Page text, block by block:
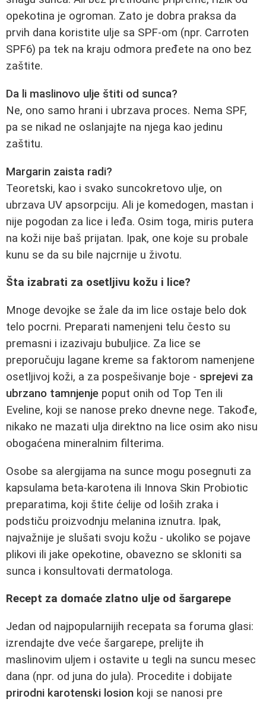
opekotina je ogroman. Zato je dobra praksa da
prvih dana koristite ulje sa SPF-om (npr. Carroten
SPF6) pa tek na kraju odmora pređete na ono bez
zaštite.
Da li maslinovo ulje štiti od sunca?
Ne, ono samo hrani i ubrzava proces. Nema SPF,
pa se nikad ne oslanjajte na njega kao jedinu
zaštitu.
Margarin zaista radi?
Teoretski, kao i svako suncokretovo ulje, on
ubrzava UV apsorpciju. Ali je komedogen, mastan i
nije pogodan za lice i leđa. Osim toga, miris putera
na koži nije baš prijatan. Ipak, one koje su probale
kunu se da su bile najcrnije u životu.
Šta izabrati za osetljivu kožu i lice?
Mnoge devojke se žale da im lice ostaje belo dok
telo pocrni. Preparati namenjeni telu često su
premasni i izazivaju bubuljice. Za lice se
preporučuju lagane kreme sa faktorom namenjene
osetljivoj koži, a za pospešivanje boje - sprejevi za
ubrzano tamnjenje poput onih od Top Ten ili
Eveline, koji se nanose preko dnevne nege. Takođe,
nikako ne mazati ulja direktno na lice osim ako nisu
obogaćena mineralnim filterima.
Osobe sa alergijama na sunce mogu posegnuti za
kapsulama beta-karotena ili Innova Skin Probiotic
preparatima, koji štite ćelije od loših zraka i
podstiču proizvodnju melanina iznutra. Ipak,
najvažnije je slušati svoju kožu - ukoliko se pojave
plikovi ili jake opekotine, obavezno se skloniti sa
sunca i konsultovati dermatologa.
Recept za domaće zlatno ulje od šargarepe
Jedan od najpopularnijih recepata sa foruma glasi:
izrendajte dve veće šargarepe, prelijte ih
maslinovim uljem i ostavite u tegli na suncu mesec
dana (npr. od juna do jula). Procedite i dobijate
prirodni karotenski losion koji se nanosi pre